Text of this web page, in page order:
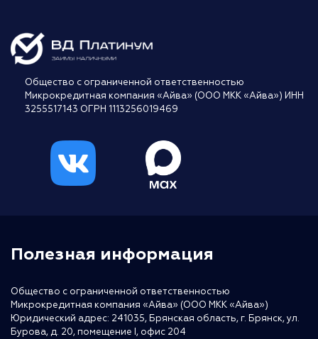
Общество с ограниченной ответственностью
Микрокредитная компания «Айва» (ООО МКК «Айва») ИНН
3255517143 ОГРН 1113256019469
Полезная информация
Общество с ограниченной ответственностью
Микрокредитная компания «Айва» (ООО МКК «Айва»)
Юридический адрес: 241035, Брянская область, г. Брянск, ул.
Бурова, д. 20, помещение I, офис 204